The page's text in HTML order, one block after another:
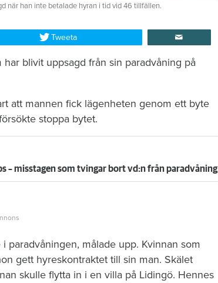
när han inte betalade hyran i tid vid 46 tillfällen.
Tweeta
blivit uppsagd från sin paradvåning på
att mannen fick lägenheten genom ett byte
stoppa bytet.
– misstagen som tvingar bort vd:n från paradvåning
paradvåningen, målade upp. Kvinnan som
gett hyreskontraktet till sin man. Skälet
skulle flytta in i en villa på Lidingö. Hennes